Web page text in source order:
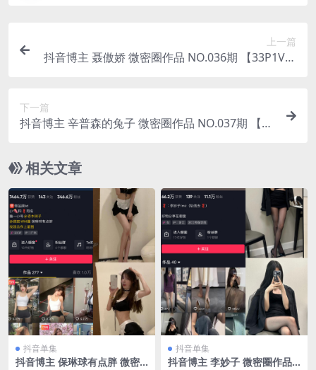
上一篇
抖音博主 聂傲娇 微密圈作品 NO.036期 【33P1V】
下一篇
抖音博主 辛普森的兔子 微密圈作品 NO.037期 【3P
相关文章
抖音单集
抖音博主 保琳球有点胖 微密
抖音单集
抖音博主 李妙子 微密圈作品